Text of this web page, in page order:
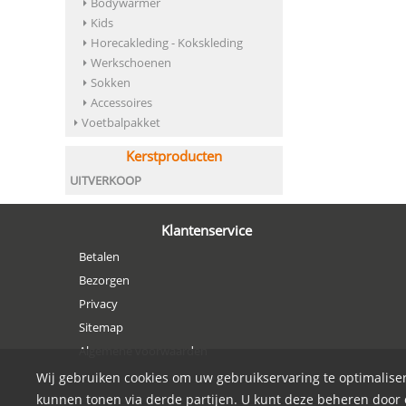
Kids
Horecakleding - Kokskleding
Werkschoenen
Sokken
Accessoires
Voetbalpakket
Kerstproducten
UITVERKOOP
Klantenservice
Betalen
Bezorgen
Privacy
Sitemap
Algemene voorwaarden
Wij gebruiken cookies om uw gebruikservaring te
kunnen tonen via derde partijen. U kunt deze beheren